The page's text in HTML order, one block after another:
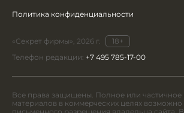
Политика конфиденциальности
«Секрет фирмы», 2026 г.
18+
Телефон редакции: +7 495 785-17-00
Все права защищены. Полное или частичное
материалов в коммерческих целях возможно